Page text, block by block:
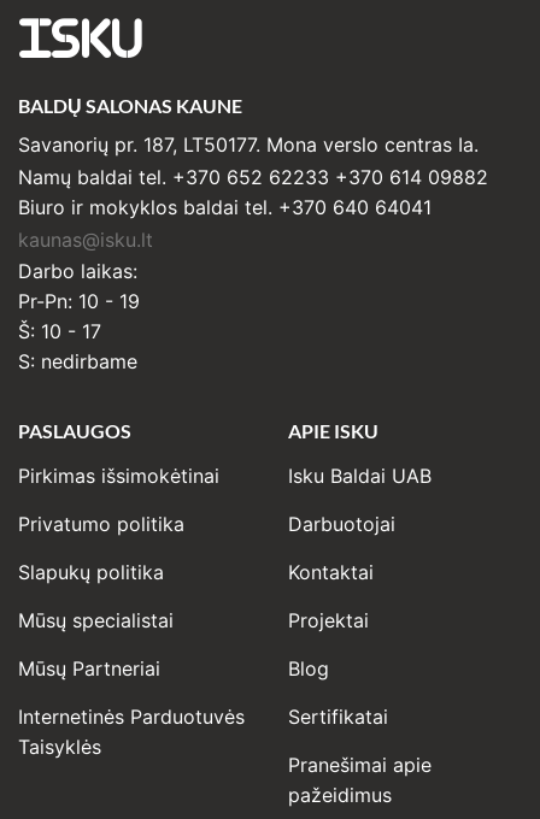
ISKU
BALDŲ SALONAS KAUNE
Savanorių pr. 187, LT50177. Mona verslo centras Ia.
Namų baldai tel. +370 652 62233 +370 614 09882
Biuro ir mokyklos baldai tel. +370 640 64041
kaunas@isku.lt
Darbo laikas:
Pr-Pn: 10 - 19
Š: 10 - 17
S: nedirbame
PASLAUGOS
Pirkimas išsimokėtinai
Privatumo politika
Slapukų politika
Mūsų specialistai
Mūsų Partneriai
Internetinės Parduotuvės
Taisyklės
APIE ISKU
Isku Baldai UAB
Darbuotojai
Kontaktai
Projektai
Blog
Sertifikatai
Pranešimai apie
pažeidimus